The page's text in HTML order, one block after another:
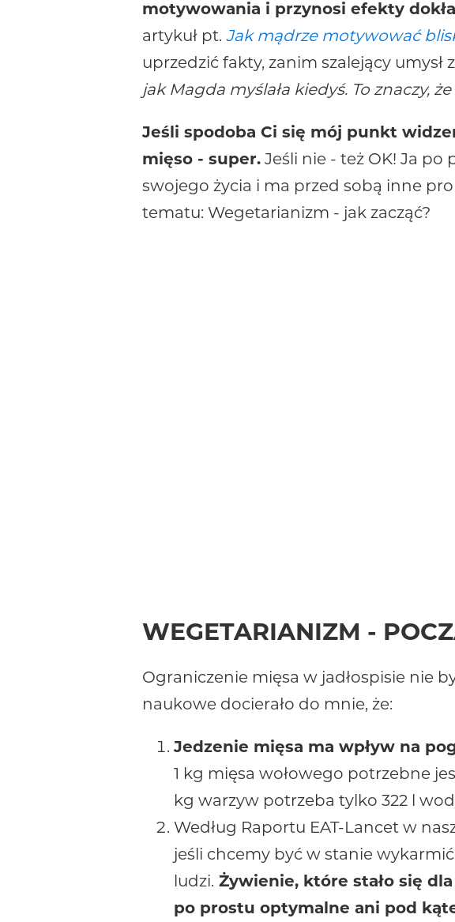
motywowania i przynosi efekty
artykuł pt. Jak mądrze motywować
uprzedzić fakty, zanim szalejący umysł
jak Magda myślała kiedyś. To znaczy,
Jeśli spodoba Ci się mój punkt
mięso - super. Jeśli nie - też OK! Ja
swojego życia i ma przed sobą inne
tematu: Wegetarianizm - jak zacząć?
WEGETARIANIZM -
Ograniczenie mięsa w jadłospisie nie
naukowe docierało do mnie, że:
Jedzenie mięsa ma wpływ na
1 kg mięsa wołowego potrzebne
kg warzyw potrzeba tylko 322 l
Według Raportu EAT-Lancet w
jeśli chcemy być w stanie
ludzi. Żywienie, które stało się
po prostu optymalne ani pod